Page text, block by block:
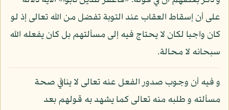
على أن إسقاط العقاب عند التوبة تفضل من الله تعالى إذ لو
كان واجبا لكان لا يحتاج فيه إلى مسألتهم بل كان يفعله الله
سبحانه لا محالة.
و فيه أن وجوب صدور الفعل عنه تعالى لا ينافي صحة
مسألته و طلبه منه تعالى كما يشهد به قولهم بعد